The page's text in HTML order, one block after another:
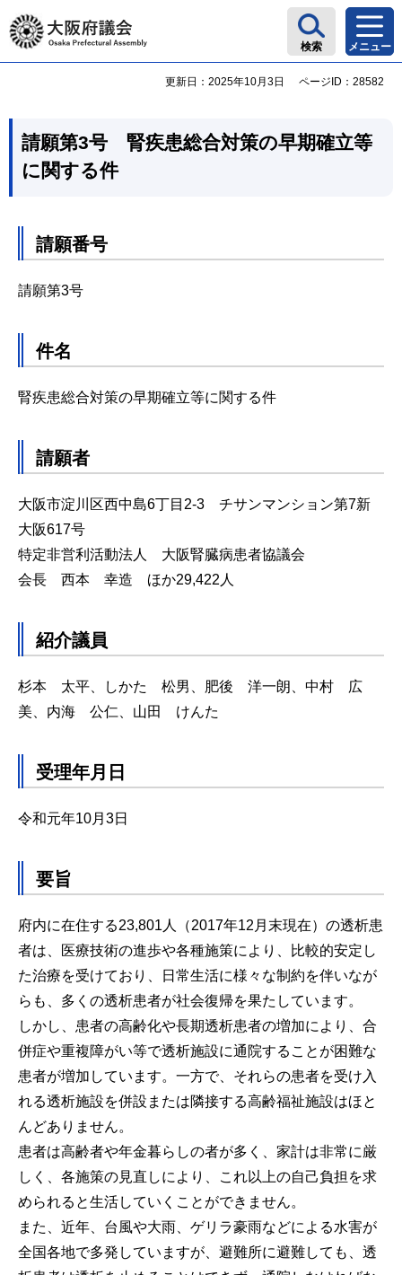
大阪府議会
検索 メニュー
更新日：2025年10月3日 ページID：28582
請願第3号 腎疾患総合対策の早期確立等
に関する件
請願番号
請願第3号
件名
腎疾患総合対策の早期確立等に関する件
請願者
大阪市淀川区西中島6丁目2-3 チサンマンション第7新
大阪617号
特定非営利活動法人 大阪腎臓病患者協議会
会長 西本 幸造 ほか29,422人
紹介議員
杉本 太平、しかた 松男、肥後 洋一朗、中村 広
美、内海 公仁、山田 けんた
受理年月日
令和元年10月3日
要旨
府内に在住する23,801人（2017年12月末現在）の透析患
者は、医療技術の進歩や各種施策により、比較的安定し
た治療を受けており、日常生活に様々な制約を伴いなが
らも、多くの透析患者が社会復帰を果たしています。
しかし、患者の高齢化や長期透析患者の増加により、合
併症や重複障がい等で透析施設に通院することが困難な
患者が増加しています。一方で、それらの患者を受け入
れる透析施設を併設または隣接する高齢福祉施設はほと
んどありません。
患者は高齢者や年金暮らしの者が多く、家計は非常に厳
しく、各施策の見直しにより、これ以上の自己負担を求
められると生活していくことができません。
また、近年、台風や大雨、ゲリラ豪雨などによる水害が
全国各地で多発していますが、避難所に避難しても、透